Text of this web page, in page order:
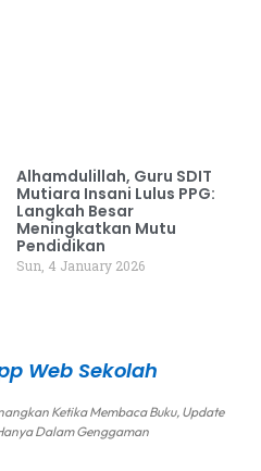
Alhamdulillah, Guru SDIT
Mutiara Insani Lulus PPG:
Langkah Besar
Meningkatkan Mutu
Pendidikan
Sun, 4 January 2026
Web Sekolah
Ketika Membaca Buku, Update
Dalam Genggaman